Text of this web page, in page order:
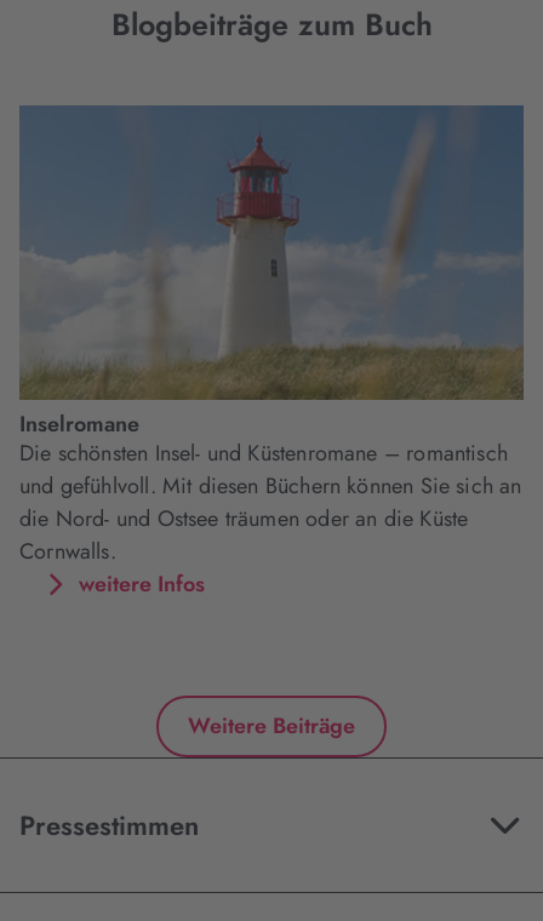
Blogbeiträge zum Buch
Inselromane
Die schönsten Insel- und Küstenromane – romantisch
und gefühlvoll. Mit diesen Büchern können Sie sich an
die Nord- und Ostsee träumen oder an die Küste
Cornwalls.
weitere Infos
Weitere Beiträge
Pressestimmen